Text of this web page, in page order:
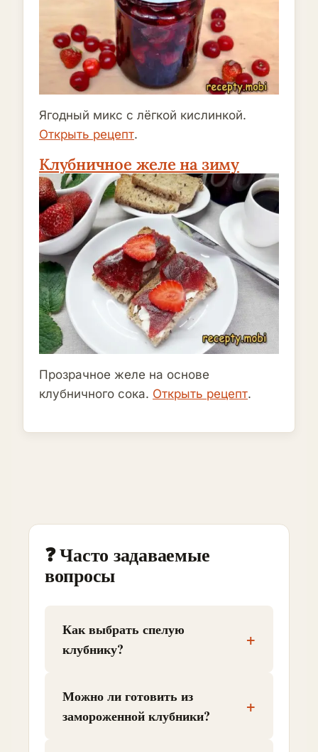
Ягодный микс с лёгкой кислинкой.
Открыть рецепт.
Клубничное желе на зиму
Прозрачное желе на основе
клубничного сока. Открыть рецепт.
❓ Часто задаваемые
вопросы
Как выбрать спелую
клубнику?
+
Можно ли готовить из
замороженной клубники?
+